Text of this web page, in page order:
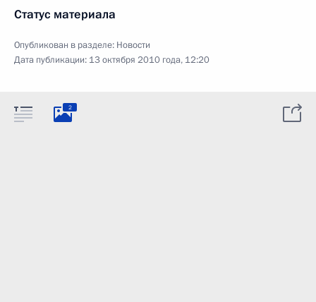
Статус материала
Опубликован в разделе: Новости
Дата публикации: 13 октября 2010 года, 12:20
2